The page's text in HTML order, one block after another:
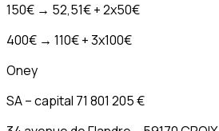
150€ → 52,51€ + 2x50€
400€ → 110€ + 3x100€
Oney
SA – capital 71 801 205 €